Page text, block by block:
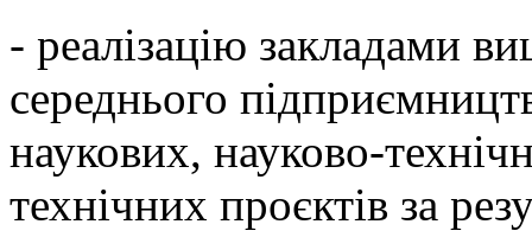
- реалізацію закладами
середнього
наукових, науково-
технічних проєктів за